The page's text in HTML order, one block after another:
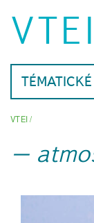
VTEI
VTEI/